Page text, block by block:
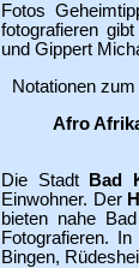
Fotos
fotografieren
und Gippert
Notationen
Afro
Die Stadt
Bad
Einwohner. Der
bieten nahe
Fotografieren.
Bingen,